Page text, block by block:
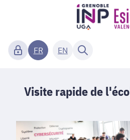
FR EN
Visite rapide de